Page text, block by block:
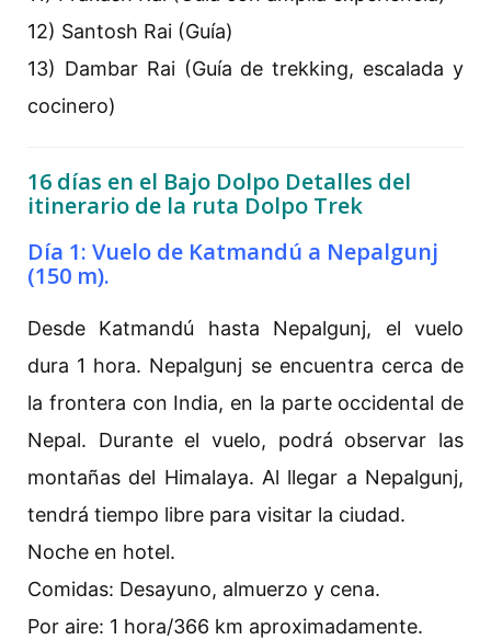
12) Santosh Rai (Guía)
13) Dambar Rai (Guía de trekking, escalada y
cocinero)
16 días en el Bajo Dolpo Detalles del
itinerario de la ruta Dolpo Trek
Día 1: Vuelo de Katmandú a Nepalgunj
(150 m).
Desde Katmandú hasta Nepalgunj, el vuelo
dura 1 hora. Nepalgunj se encuentra cerca de
la frontera con India, en la parte occidental de
Nepal. Durante el vuelo, podrá observar las
montañas del Himalaya. Al llegar a Nepalgunj,
tendrá tiempo libre para visitar la ciudad.
Noche en hotel.
Comidas: Desayuno, almuerzo y cena.
Por aire: 1 hora/366 km aproximadamente.